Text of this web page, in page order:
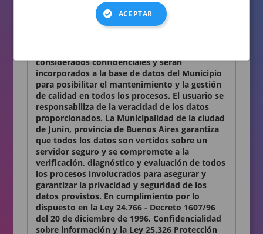
Términos y condiciones
Declaro conocer y aceptar lo establecido en la
considerados confidenciales y serán
incorporados a la base de datos del Municipio
para posibilitar el mantenimiento y la gestión
de calidad en todos los procesos. El usuario se
responsabiliza de la veracidad de los datos
proporcionados. La Municipalidad de la ciudad
de Junín, provincia de Buenos Aires garantiza
que todos los datos son vertidos sobre un
servidor seguro y se compromete a la
verificación, diagnóstico y evaluación de todos
los procesos involucrados para asegurar y
garantizar la privacidad y seguridad de los
datos provistos. En cumplimiento por lo
dispuesto en la Ley 24.766 - Decreto 1607/96
del 20 de diciembre de 1996, Confidencialidad
sobre información y la Ley 25.326 Protección
ACEPTAR